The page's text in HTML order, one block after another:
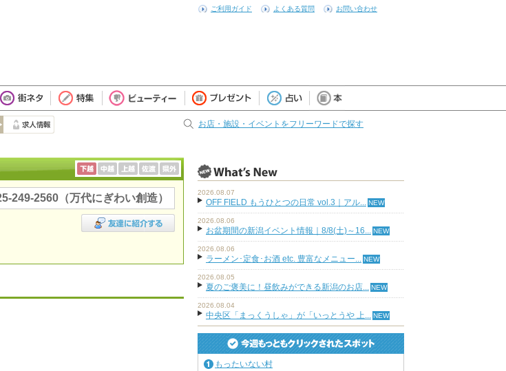
ご利用ガイド よくある質問 お問い合わせ
お店・施設・イベントをフリーワードで探す
249-2560（万代にぎわい創造） 2026.08.07
OFF FIELD もうひとつの日常 vol.3｜アル...
2026.08.06
お盆期間の新潟イベント情報｜8/8(土)～16...
2026.08.06
ラーメン･定食･お酒 etc. 豊富なメニュー...
2026.08.05
夏のご褒美に！昼飲みができる新潟のお店...
2026.08.04
中央区「まっくうしゃ」が「いっとうや 上...
もったいない村